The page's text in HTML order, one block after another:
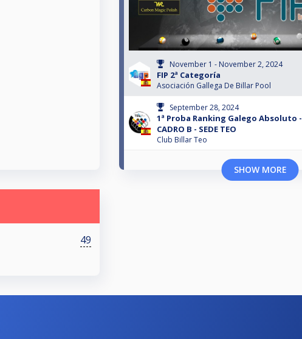
November 1 - November 2, 2024
FIP 2ª Categoría
Asociación Gallega De Billar Pool
September 28, 2024
1ª Proba Ranking Galego Absoluto -
CADRO B - SEDE TEO
Club Billar Teo
SHOW MORE
49